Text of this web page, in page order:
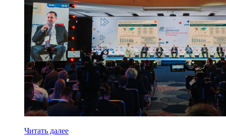
Читать далее